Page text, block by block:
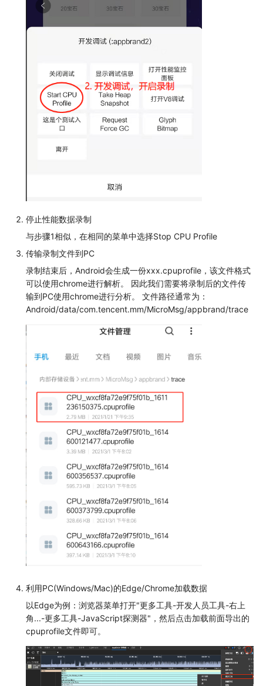
停止性能数据录制
与步骤1相似，在相同的菜单中选择Stop CPU Profile
传输录制文件到PC
录制结束后，Android会生成一份xxx.cpuprofile，该文件格式
可以使用chrome进行解析。 因此我们需要将录制后的文件传
输到PC使用chrome进行分析。 文件路径通常为：
Android/data/com.tencent.mm/MicroMsg/appbrand/trace
利用PC(Windows/Mac)的Edge/Chrome加载数据
以Edge为例：浏览器菜单打开"更多工具-开发人员工具-右上
角...-更多工具-JavaScript探测器"，然后点击加载前面导出的
cpuprofile文件即可。